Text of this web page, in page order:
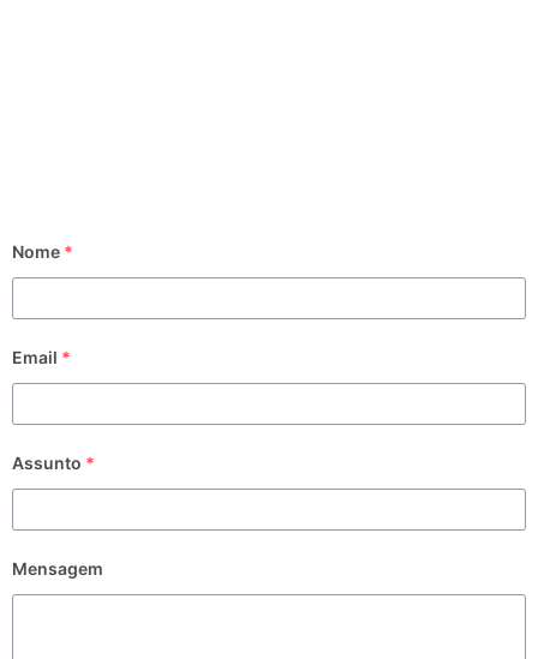
Nome *
Email *
Assunto *
Mensagem